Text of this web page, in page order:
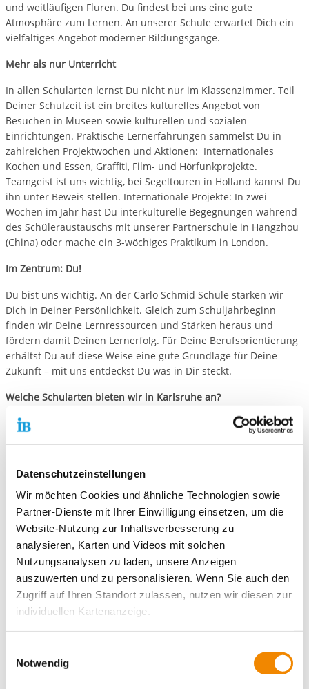
Datenschutzeinstellungen
Wir möchten Cookies und ähnliche Technologien sowie
Partner-Dienste mit Ihrer Einwilligung einsetzen, um die
Website-Nutzung zur Inhaltsverbesserung zu
analysieren, Karten und Videos mit solchen
Nutzungsanalysen zu laden, unsere Anzeigen
auszuwerten und zu personalisieren. Wenn Sie auch den
Zugriff auf Ihren Standort zulassen, nutzen wir diesen zur
individuellen Kartenanzeige.
unsere Partner Daten wie Ihre IP-Adresse und
verarbeiten diese zusammen mit Daten von anderen
Notwendig
und weitläufigen Fluren. Du findest bei uns eine gute
Atmosphäre zum Lernen. An unserer Schule erwartet Dich ein
vielfältiges Angebot moderner Bildungsgänge.
Mehr als nur Unterricht
In allen Schularten lernst Du nicht nur im Klassenzimmer. Teil
Deiner Schulzeit ist ein breites kulturelles Angebot von
Besuchen in Museen sowie kulturellen und sozialen
Einrichtungen. Praktische Lernerfahrungen sammelst Du in
zahlreichen Projektwochen und Aktionen: Internationales
Kochen und Essen, Graffiti, Film- und Hörfunkprojekte.
Teamgeist ist uns wichtig, bei Segeltouren in Holland kannst Du
ihn unter Beweis stellen. Internationale Projekte: In zwei
Wochen im Jahr hast Du interkulturelle Begegnungen während
des Schüleraustauschs mit unserer Partnerschule in Hangzhou
(China) oder mache ein 3-wöchiges Praktikum in London.
Im Zentrum: Du!
Du bist uns wichtig. An der Carlo Schmid Schule stärken wir
Dich in Deiner Persönlichkeit. Gleich zum Schuljahrbeginn
finden wir Deine Lernressourcen und Stärken heraus und
fördern damit Deinen Lernerfolg. Für Deine Berufsorientierung
erhältst Du auf diese Weise eine gute Grundlage für Deine
Zukunft – mit uns entdeckst Du was in Dir steckt.
Welche Schularten bieten wir in Karlsruhe an?
Sozial- und Gesundheitswissenschaftliches Gymnasium mit
dem Profil Gesundheit
Berufsfachschule für Zusatzqualifikation im Fachbereich
Erziehung - Erwachsene
Berufsfachschule für Zusatzqualifikation im Fachbereich
Erziehung - Inklusion
Berufskolleg Fachrichtung Soziales
Berufskolleg Fachhochschulreife
Berufsfachschule für Kinderpflege
Jugend- und Heimerzieher
Kaufmännisches Berufskolleg I und II
Kaufmännisches Berufskolleg Fremdsprachen
Wirtschaftsschule
Erzieherausbildung mit anschließendem Berufspraktikum
Erzieherausbildung mit integrierter Praxis (PiA)